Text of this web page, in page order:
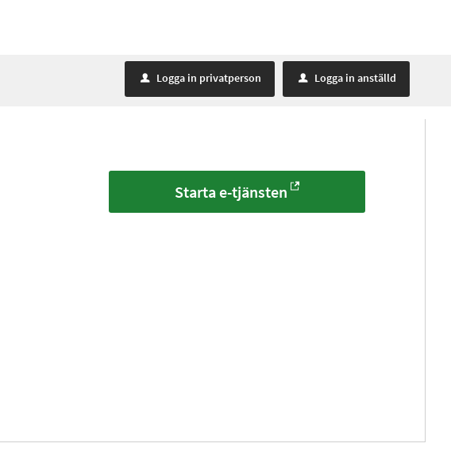
u Logga in privatperson u Logga in anställd
Starta e-tjänsten